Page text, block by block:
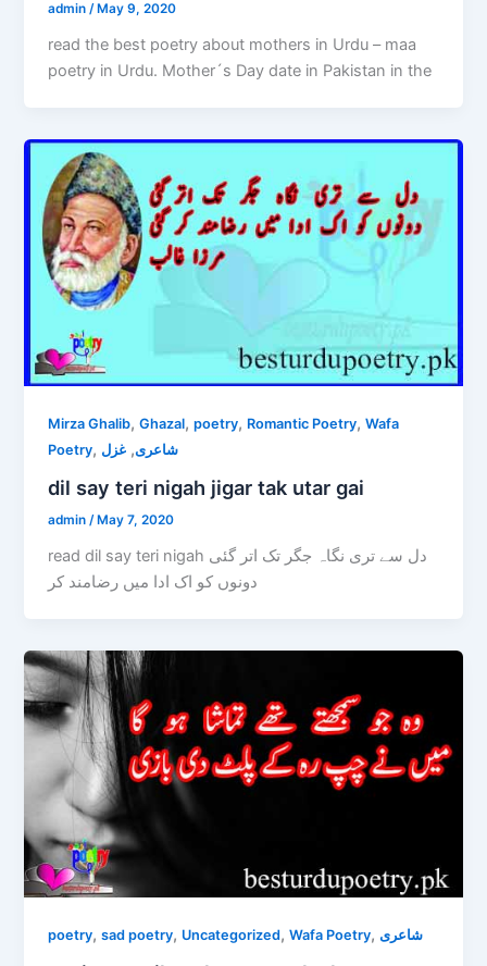
admin/ May 9, 2020
read the best poetry about mothers in Urdu – maa
poetry in Urdu. Mother´s Day date in Pakistan in the
Mirza Ghalib,Ghazal,poetry, Romantic Poetry,Wafa
Poetry, شاعری, غزل
dil say teri nigah jigar tak utar gai
admin/ May 7, 2020
read dil say teri nigah دل سے تری نگاہ جگر تک اتر گئی
دونوں کو اک ادا میں رضامند کر
poetry,sad poetry, Uncategorized,Wafa Poetry,شاعری